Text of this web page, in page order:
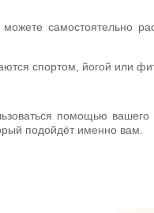
самостоятельно
спортом, йогой или
помощью вашего
подойдёт именно вам.